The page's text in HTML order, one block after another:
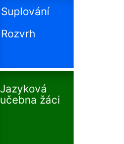
Suplování
Rozvrh
Jazyková
učebna žáci